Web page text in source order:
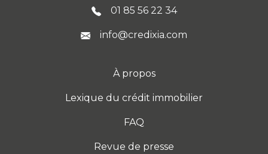
01 85 56 22 34
info@credixia.com
À propos
Lexique du crédit immobilier
FAQ
Revue de presse